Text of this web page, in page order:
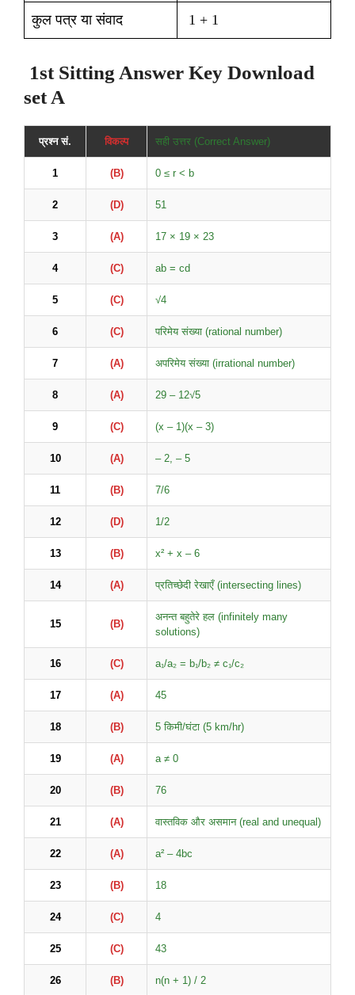
कुल पत्र या संवाद 1 + 1
1st Sitting Answer Key Download
set A
प्रश्न सं. विकल्प सही उत्तर (Correct Answer)
1 (B) 0 ≤ r < b
2 (D) 51
3 (A) 17 × 19 × 23
4 (C) ab = cd
5 (C) √4
6 (C) परिमेय संख्या (rational number)
7 (A) अपरिमेय संख्या (irrational number)
8 (A) 29 – 12√5
9 (C) (x – 1)(x – 3)
10 (A) – 2, – 5
11 (B) 7/6
12 (D) 1/2
13 (B) x² + x – 6
14 (A) प्रतिच्छेदी रेखाएँ (intersecting lines)
15 (B)
अनन्त बहुतेरे हल (infinitely many
solutions)
16 (C) a₁/a₂ = b₁/b₂ ≠ c₁/c₂
17 (A) 45
18 (B) 5 किमी/घंटा (5 km/hr)
19 (A) a ≠ 0
20 (B) 76
21 (A) वास्तविक और असमान (real and unequal)
22 (A) a² – 4bc
23 (B) 18
24 (C) 4
25 (C) 43
26 (B) n(n + 1) / 2